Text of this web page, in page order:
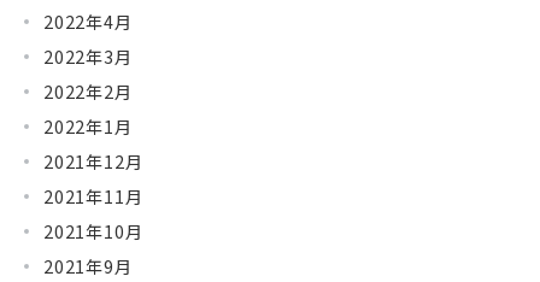
2022年4月
2022年3月
2022年2月
2022年1月
2021年12月
2021年11月
2021年10月
2021年9月